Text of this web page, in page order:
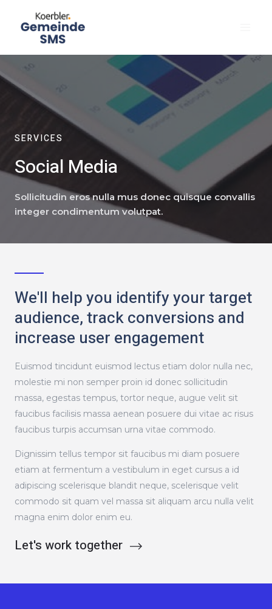
SERVICES
Social Media
Sollicitudin eros nulla mus donec quisque convallis
integer condimentum volutpat.
We'll help you identify your target
audience, track conversions and
increase user engagement
Euismod tincidunt euismod lectus etiam dolor nulla nec,
molestie mi non semper proin id donec sollicitudin
massa, egestas tempus, tortor neque, augue velit sit
faucibus facilisis massa aenean posuere dui vitae ac risus
faucibus turpis accumsan urna vitae commodo.
Dignissim tellus tempor sit faucibus mi diam posuere
etiam at fermentum a vestibulum in eget cursus a id
adipiscing scelerisque blandit neque, scelerisque velit
commodo sit quam vel massa sit aliquam arcu nulla velit
magna enim dolor enim eu.
Let's work together